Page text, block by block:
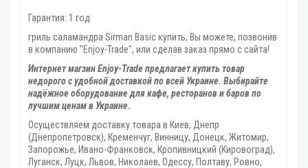
Гарантия: 1 год
гриль саламандра Sirman Basic купить, Вы можете, позвонив
в компанию "Enjoy-Trade", или сделав заказ прямо с сайта!
Интернет магзин Enjoy-Trade предлагает купить товар
недорого с удобной доставкой по всей Украине. Выбирайте
надёжное оборудование для кафе, ресторанов и баров по
лучшим ценам в Украине.
Осуществляем доставку товара в Киев, Днепр
(Днепропетровск), Кременчуг, Винницу, Донецк‎, Житомир,
Запорожье, Ивано-Франковск, Кропивницкий‎ (Кировоград),
Луганск, Луцк, Львов, Николаев, Одессу, Полтаву, Ровно,